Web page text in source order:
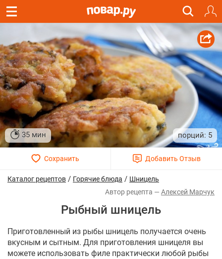
35 мин 5
Каталог рецептов / Горячие блюда / Шницель
Алексей Марчук
Рыбный шницель
Приготовленный из рыбы шницель получается очень
вкусным и сытным. Для приготовления шницеля вы
можете использовать филе практически любой рыбы